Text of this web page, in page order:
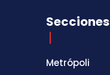
Secciones
Metrópoli